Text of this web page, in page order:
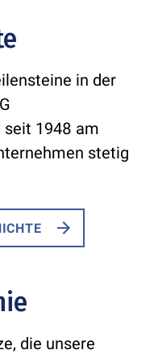
in der
seit 1948 am
stetig
die unsere